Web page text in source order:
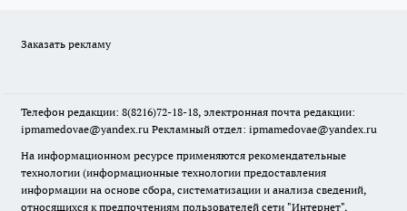
Заказать рекламу
Телефон редакции: 8(8216)72-18-18, электронная почта редакции:
ipmamedovae@yandex.ru Рекламный отдел: ipmamedovae@yandex.ru
На информационном ресурсе применяются рекомендательные
технологии (информационные технологии предоставления
информации на основе сбора, систематизации и анализа сведений,
относящихся к предпочтениям пользователей сети "Интернет",